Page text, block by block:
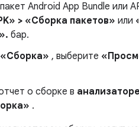
Android App Bundle или
> «Сборка пакетов» или
бар.
«Сборка» , выберите
о сборке в
.